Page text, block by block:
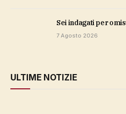
sei indagati per
7 Agosto 2026
ULTIME NOTIZIE